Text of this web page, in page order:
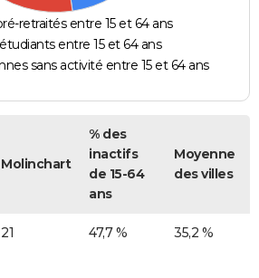
retraités entre 15 et 64 ans
entre 15 et 64 ans
sans activité entre 15 et 64 ans
Molinchart
% des
inactifs
de 15-64
ans
Moyenne
des villes
21 47,7 % 35,2 %